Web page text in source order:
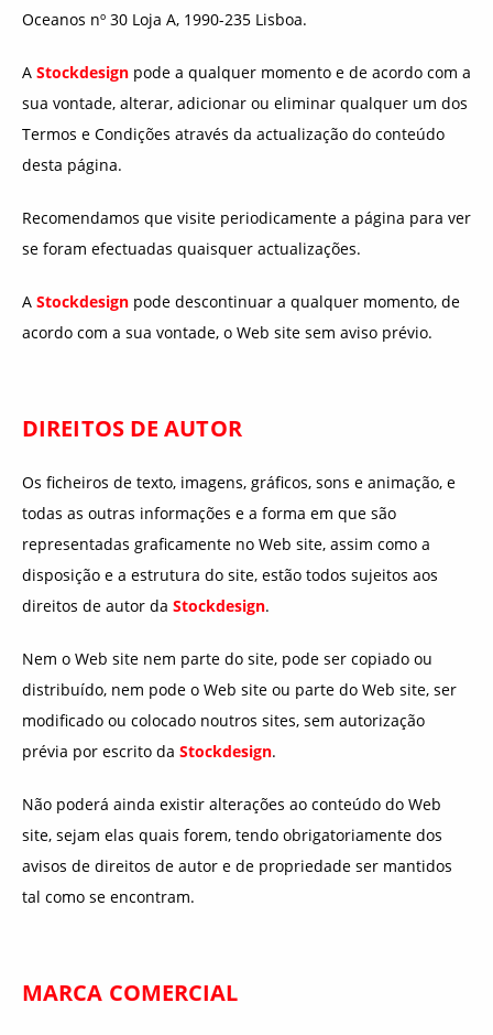
Oceanos nº 30 Loja A, 1990-235 Lisboa.
A Stockdesign pode a qualquer momento e de acordo com a
sua vontade, alterar, adicionar ou eliminar qualquer um dos
Termos e Condições através da actualização do conteúdo
desta página.
Recomendamos que visite periodicamente a página para ver
se foram efectuadas quaisquer actualizações.
A Stockdesign pode descontinuar a qualquer momento, de
acordo com a sua vontade, o Web site sem aviso prévio.
DIREITOS DE AUTOR
Os ficheiros de texto, imagens, gráficos, sons e animação, e
todas as outras informações e a forma em que são
representadas graficamente no Web site, assim como a
disposição e a estrutura do site, estão todos sujeitos aos
direitos de autor da Stockdesign.
Nem o Web site nem parte do site, pode ser copiado ou
distribuído, nem pode o Web site ou parte do Web site, ser
modificado ou colocado noutros sites, sem autorização
prévia por escrito da Stockdesign.
Não poderá ainda existir alterações ao conteúdo do Web
site, sejam elas quais forem, tendo obrigatoriamente dos
avisos de direitos de autor e de propriedade ser mantidos
tal como se encontram.
MARCA COMERCIAL